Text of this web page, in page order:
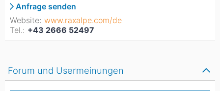
Anfrage senden
Website: www.raxalpe.com/de
Tel.: +43 2666 52497
Forum und Usermeinungen